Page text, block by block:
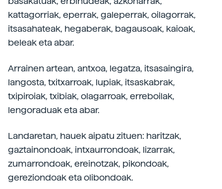
kattagorriak, eperrak, galeperrak, oilagorrak,
itsasahateak, hegaberak, bagausoak, kaioak,
beleak eta abar.
Arrainen artean, antxoa, legatza, itsasaingira,
langosta, txitxarroak, lupiak, itsaskabrak,
txipiroiak, txibiak, olagarroak, erreboilak,
lengoraduak eta abar.
Landaretan, hauek aipatu zituen: haritzak,
gaztainondoak, intxaurrondoak, lizarrak,
zumarrondoak, ereinotzak, pikondoak,
gereziondoak eta olibondoak.